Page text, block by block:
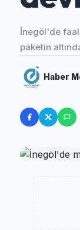
İnegöl'de
paketin
Haber